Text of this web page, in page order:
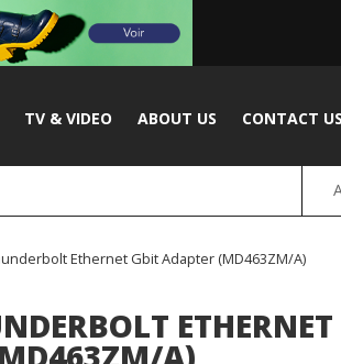
TV & VIDEO ABOUT US CONTACT US
Ethernet Gbit Adapter (MD463ZM/A)